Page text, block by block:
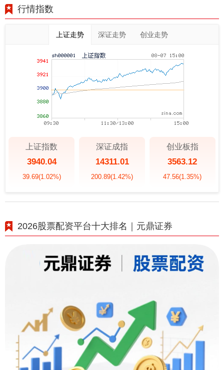
行情指数
上证走势 深证走势 创业走势
上证指数
3940.04
39.69(1.02%)
深证成指
14311.01
200.89(1.42%)
创业板指
3563.12
47.56(1.35%)
2026股票配资平台十大排名｜元鼎证券